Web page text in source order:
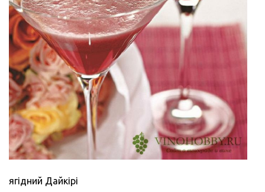
ягідний Дайкірі